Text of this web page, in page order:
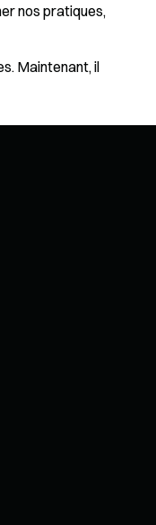
nos pratiques,
Maintenant, il